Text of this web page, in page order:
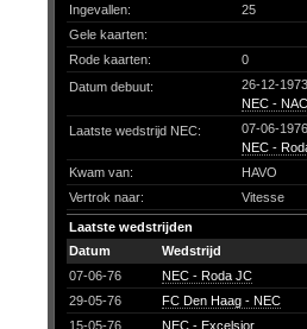
Ingevallen:
25
Gele kaarten:
Rode kaarten:
0
Datum debuut:
26-12-1973
NEC - NAC
Laatste wedstrijd NEC:
07-06-1976
NEC -
Kwam van:
HAVO
Vertrok naar:
Vitesse
Laatste wedstrijden
Datum
Wedstrijd
07-06-76
NEC - Roda JC
29-05-76
FC Den Haag - NEC
15-05-76
NEC - Excelsior